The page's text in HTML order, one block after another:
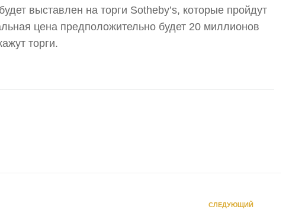
будет выставлен на торги Sotheby’s, которые пройдут
цена предположительно будет 20 миллионов
торги.
СЛЕДУЮЩИЙ